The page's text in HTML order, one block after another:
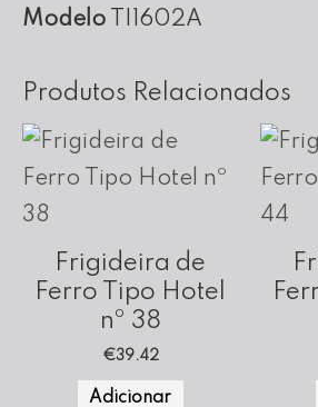
nº
Modelo TI1602A
Produtos Relacionados
Frigideira de
Ferro Tipo Hotel
nº 38
€39.42
Adicionar